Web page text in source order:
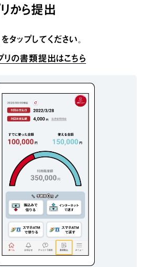
から提出
タップしてください。
リの書類提出はこちら